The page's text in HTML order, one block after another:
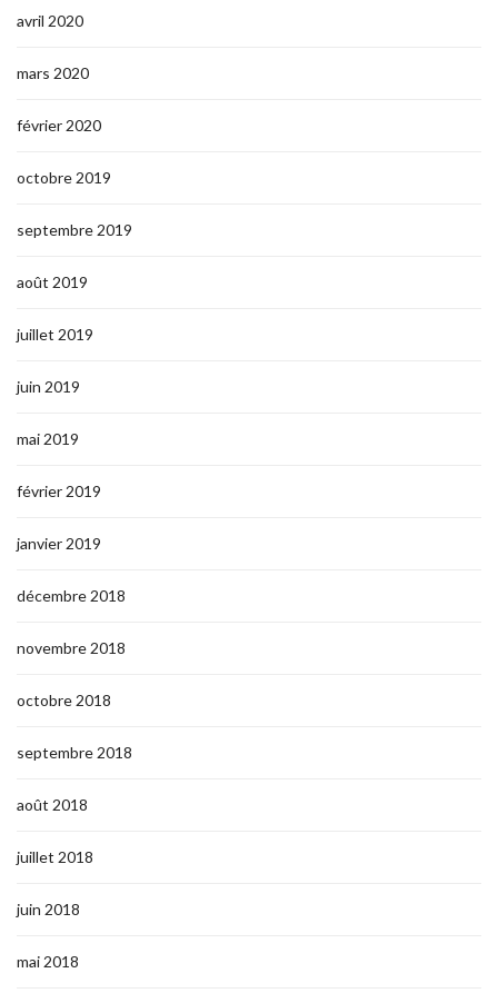
avril 2020
mars 2020
février 2020
octobre 2019
septembre 2019
août 2019
juillet 2019
juin 2019
mai 2019
février 2019
janvier 2019
décembre 2018
novembre 2018
octobre 2018
septembre 2018
août 2018
juillet 2018
juin 2018
mai 2018